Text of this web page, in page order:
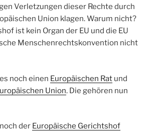
Verletzungen dieser Rechte durch
Union klagen. Warum nicht?
ist kein Organ der EU und die EU
Menschenrechtskonvention nicht
noch einen Europäischen Rat und
Union. Die gehören nun
der Europäische Gerichtshof